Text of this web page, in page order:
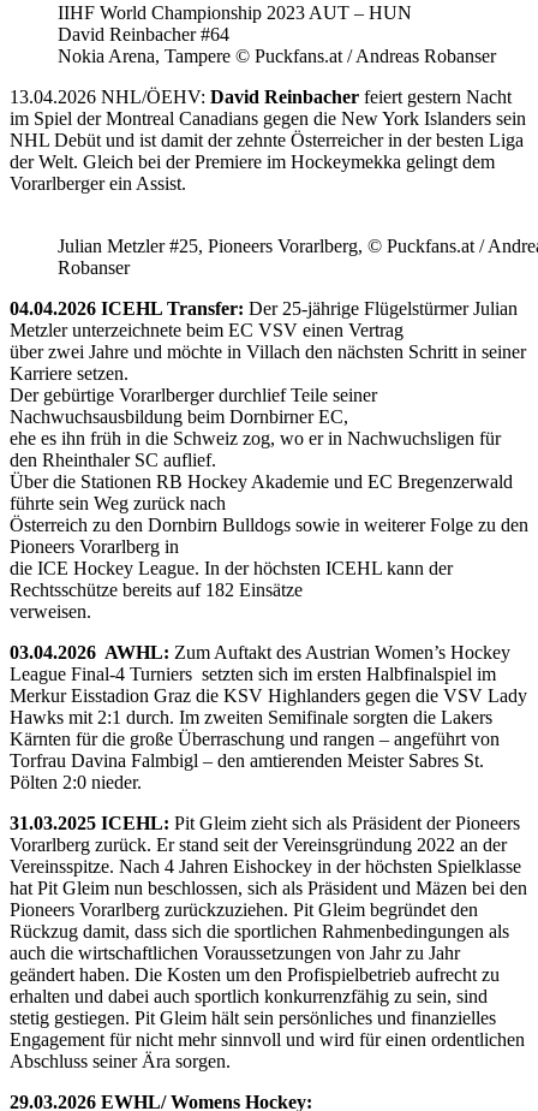
IIHF World Championship 2023 AUT – HUN
David Reinbacher #64
Nokia Arena, Tampere © Puckfans.at / Andreas Robanser
13.04.2026 NHL/ÖEHV: David Reinbacher feiert gestern Nacht
im Spiel der Montreal Canadians gegen die New York Islanders sein
NHL Debüt und ist damit der zehnte Österreicher in der besten Liga
der Welt. Gleich bei der Premiere im Hockeymekka gelingt dem
Vorarlberger ein Assist.
Julian Metzler #25, Pioneers Vorarlberg, © Puckfans.at /
Robanser
04.04.2026 ICEHL Transfer: Der 25-jährige Flügelstürmer Julian
Metzler unterzeichnete beim EC VSV einen Vertrag
über zwei Jahre und möchte in Villach den nächsten Schritt in seiner
Karriere setzen.
Der gebürtige Vorarlberger durchlief Teile seiner
Nachwuchsausbildung beim Dornbirner EC,
ehe es ihn früh in die Schweiz zog, wo er in Nachwuchsligen für
den Rheinthaler SC auflief.
Über die Stationen RB Hockey Akademie und EC Bregenzerwald
führte sein Weg zurück nach
Österreich zu den Dornbirn Bulldogs sowie in weiterer Folge zu den
Pioneers Vorarlberg in
die ICE Hockey League. In der höchsten ICEHL kann der
Rechtsschütze bereits auf 182 Einsätze
verweisen.
03.04.2026 AWHL: Zum Auftakt des Austrian Women’s Hockey
League Final-4 Turniers setzten sich im ersten Halbfinalspiel im
Merkur Eisstadion Graz die KSV Highlanders gegen die VSV Lady
Hawks mit 2:1 durch. Im zweiten Semifinale sorgten die Lakers
Kärnten für die große Überraschung und rangen – angeführt von
Torfrau Davina Falmbigl – den amtierenden Meister Sabres St.
Pölten 2:0 nieder.
31.03.2025 ICEHL: Pit Gleim zieht sich als Präsident der Pioneers
Vorarlberg zurück. Er stand seit der Vereinsgründung 2022 an der
Vereinsspitze. Nach 4 Jahren Eishockey in der höchsten Spielklasse
hat Pit Gleim nun beschlossen, sich als Präsident und Mäzen bei den
Pioneers Vorarlberg zurückzuziehen. Pit Gleim begründet den
Rückzug damit, dass sich die sportlichen Rahmenbedingungen als
auch die wirtschaftlichen Voraussetzungen von Jahr zu Jahr
geändert haben. Die Kosten um den Profispielbetrieb aufrecht zu
erhalten und dabei auch sportlich konkurrenzfähig zu sein, sind
stetig gestiegen. Pit Gleim hält sein persönliches und finanzielles
Engagement für nicht mehr sinnvoll und wird für einen ordentlichen
Abschluss seiner Ära sorgen.
29.03.2026 EWHL/ Womens Hockey: